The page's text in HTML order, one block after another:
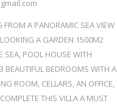
FROM A PANORAMIC SEA VIEW
A GARDEN 1500M2
SEA, POOL HOUSE WITH
BEAUTIFUL BEDROOMS WITH A
ROOM, CELLARS, AN OFFICE,
THIS VILLA A MUST